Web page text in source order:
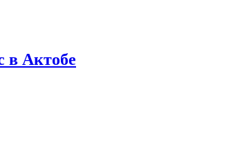
в Актобе